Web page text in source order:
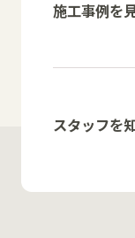
施工事例を
スタッフを